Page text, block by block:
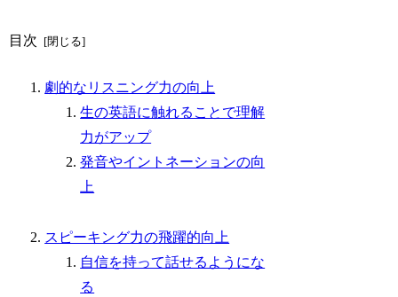
目次
劇的なリスニング力の向上
生の英語に触れることで理解
力がアップ
発音やイントネーションの向
上
スピーキング力の飛躍的向上
自信を持って話せるようにな
る